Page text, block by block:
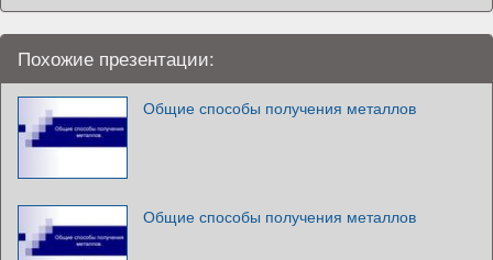
Похожие презентации:
Общие способы получения металлов
Общие способы получения металлов